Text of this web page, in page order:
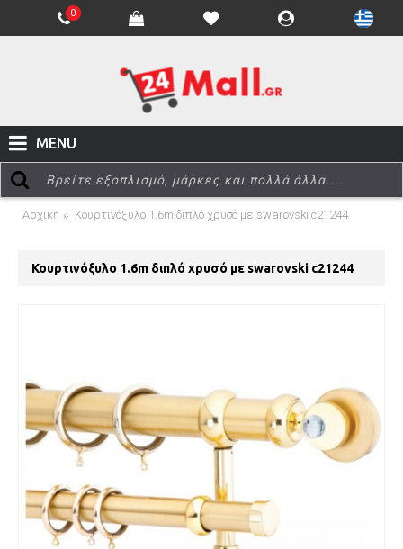
0
MENU
Αρχική Κουρτινόξυλο 1.6m διπλό χρυσό με swarovski c21244
Κουρτινόξυλο 1.6m διπλό χρυσό με swarovski c21244